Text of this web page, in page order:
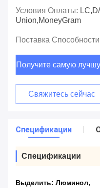
Условия Оплаты:
Union,MoneyGram
Поставка
Получите самую
Свяжитесь сейчас
Спецификации
Спецификации
Выделить: Люминол,